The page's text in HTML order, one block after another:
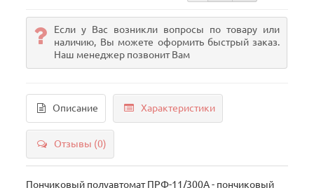
Если у Вас возникли вопросы по товару или
наличию, Вы можете оформить быстрый заказ.
Наш менеджер позвонит Вам
Описание Характеристики
Отзывы (0)
Пончиковый полуавтомат ПРФ-11/300А - пончиковый